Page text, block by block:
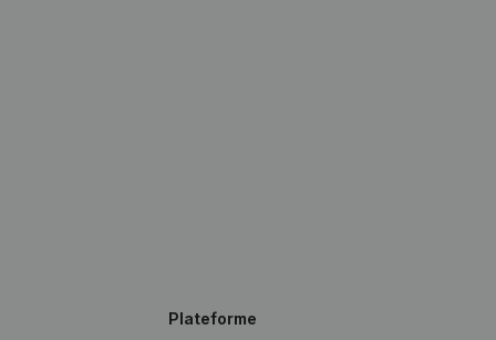
Plateforme